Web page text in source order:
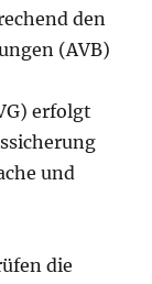
den
(AVB)
erfolgt
und
die